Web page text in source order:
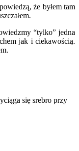
że byłem tam
“tylko” jedna
jak i ciekawością.
się srebro przy